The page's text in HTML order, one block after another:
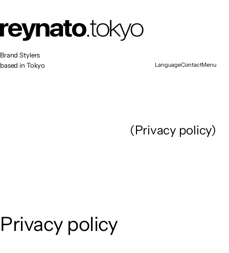
Brand Stylers
based in Tokyo
LanguageContactMenu
关于我们
服务
招聘
联系我
(Privacy policy)
Privacy policy